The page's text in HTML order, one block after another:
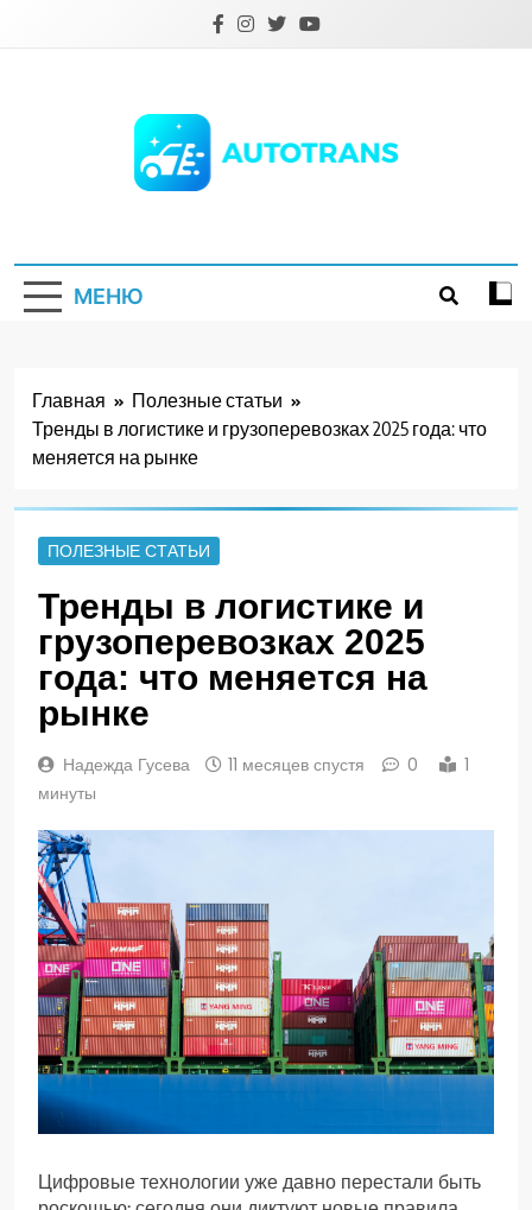
МЕНЮ
Главная
Полезные статьи
Тренды в логистике и грузоперевозках 2025 года: что
меняется на рынке
ПОЛЕЗНЫЕ СТАТЬИ
Тренды в логистике и
грузоперевозках 2025
года: что меняется на
рынке
Надежда Гусева 11 месяцев спустя 0
1
минуты
Цифровые технологии уже давно перестали быть